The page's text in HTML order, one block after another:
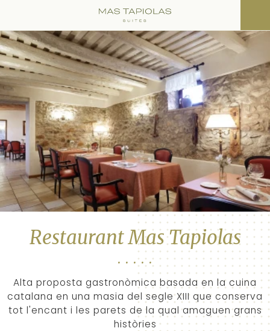
Restaurant Mas Tapiolas
Alta proposta gastronòmica basada en la cuina
catalana en una masia del segle XIII que conserva
tot l'encant i les parets de la qual amaguen grans
històries